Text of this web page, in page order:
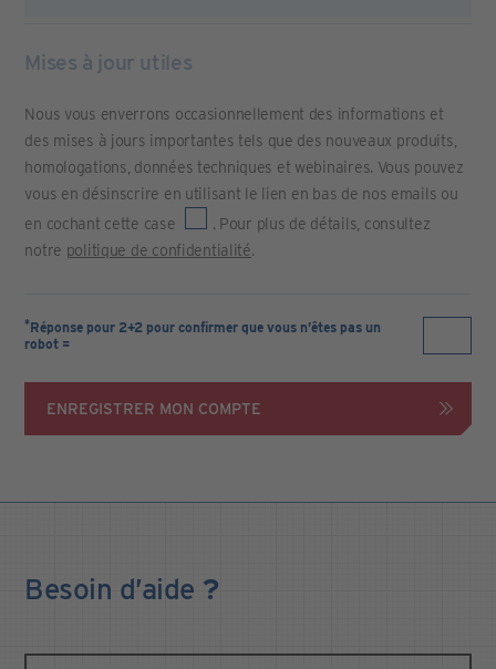
Mises à jour utiles
Nous vous enverrons occasionnellement des informations et
des mises à jours importantes tels que des nouveaux produits,
homologations, données techniques et webinaires. Vous pouvez
vous en désinscrire en utilisant le lien en bas de nos emails ou
en cochant cette case
. Pour plus de détails, consultez
notre politique de confidentialité.
*Réponse pour 2+2 pour confirmer que vous n’êtes pas un
robot =
ENREGISTRER MON COMPTE
Besoin d’aide ?